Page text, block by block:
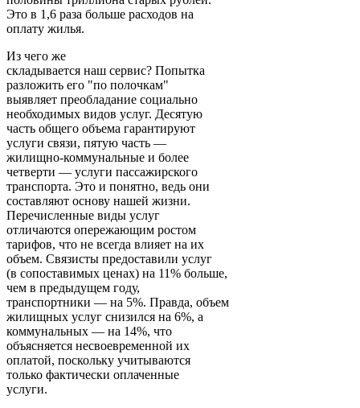
Это в 1,6 раза больше расходов на
оплату жилья.
Из чего же
складывается наш сервис? Попытка
разложить его "по полочкам"
выявляет преобладание социально
необходимых видов услуг. Десятую
часть общего объема гарантируют
услуги связи, пятую часть —
жилищно-коммунальные и более
четверти — услуги пассажирского
транспорта. Это и понятно, ведь они
составляют основу нашей жизни.
Перечисленные виды услуг
отличаются опережающим ростом
тарифов, что не всегда влияет на их
объем. Связисты предоставили услуг
(в сопоставимых ценах) на 11% больше,
чем в предыдущем году,
транспортники — на 5%. Правда, объем
жилищных услуг снизился на 6%, а
коммунальных — на 14%, что
объясняется несвоевременной их
оплатой, поскольку учитываются
только фактически оплаченные
услуги.